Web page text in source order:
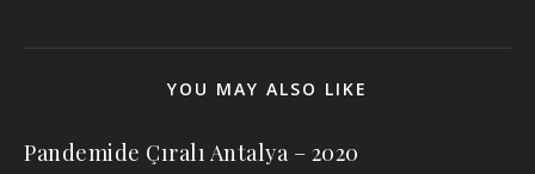
YOU MAY ALSO LIKE
Pandemide Çıralı Antalya – 2020